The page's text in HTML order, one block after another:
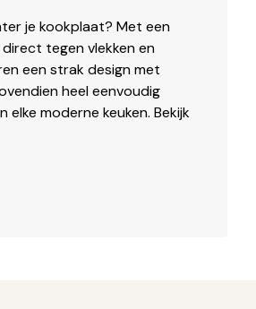
je kookplaat? Met een
tegen vlekken en
een strak design met
heel eenvoudig
moderne keuken. Bekijk